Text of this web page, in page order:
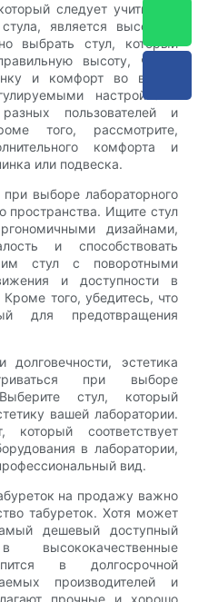
следует учитывать
является высота и
выбрать стул, который
высоту, чтобы
и комфорт во время
настройками
пользователей и
того, рассмотрите,
комфорта и
или подвеска.
выборе лабораторного
пространства. Ищите стул
дизайнами,
и способствовать
стул с поворотными
и доступности в
того, убедитесь, что
для предотвращения
эстетика
при выборе
стул, который
вашей лаборатории.
соответствует
в лаборатории,
вид.
на продажу важно
табуреток. Хотя может
дешевый доступный
в долгосрочной
производителей и